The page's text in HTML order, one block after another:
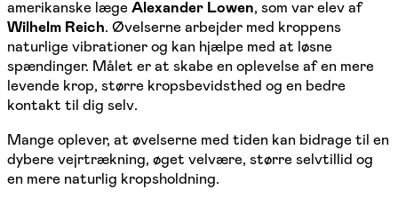
amerikanske lægeAlexander Lowen, som var elev af
Wilhelm Reich. Øvelserne arbejder med kroppens
naturlige vibrationer og kan hjælpe med at løsne
spændinger. Målet er at skabe en oplevelse af en mere
levende krop, større kropsbevidsthed og en bedre
kontakt til dig selv.
Mange oplever, at øvelserne med tiden kan bidrage til en
dybere vejrtrækning, øget velvære, større selvtillid og
en mere naturlig kropsholdning.